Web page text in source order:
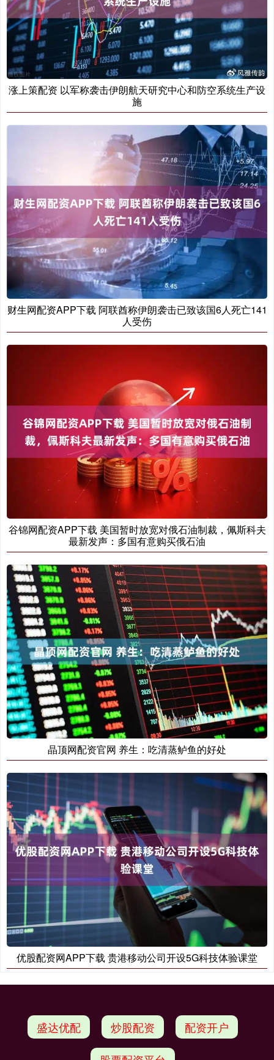
涨上策配资 以军称袭击伊朗航天研究中心和防空系统生产设
施
财生网配资APP下载 阿联酋称伊朗袭击已致该国6人死亡141
人受伤
谷锦网配资APP下载 美国暂时放宽对俄石油制裁，佩斯科夫
最新发声：多国有意购买俄石油
晶顶网配资官网 养生：吃清蒸鲈鱼的好处
优股配资网APP下载 贵港移动公司开设5G科技体验课堂
盛达优配 炒股配资 配资开户